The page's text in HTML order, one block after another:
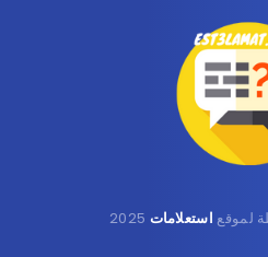
لموقع استعلامات